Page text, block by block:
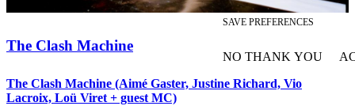
The Clash Machine
The Clash Machine (Aimé Gaster, Justine Richard, Vio
Lacroix, Loü Viret + guest MC)
SAVE PREFERENCES
NO THANK YOU
WITHDRAW